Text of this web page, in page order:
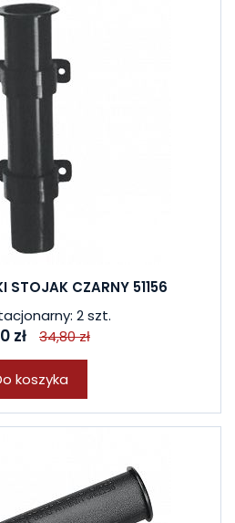
STOJAK CZARNY 51156
2 szt.
zł 34,80 zł
koszyka